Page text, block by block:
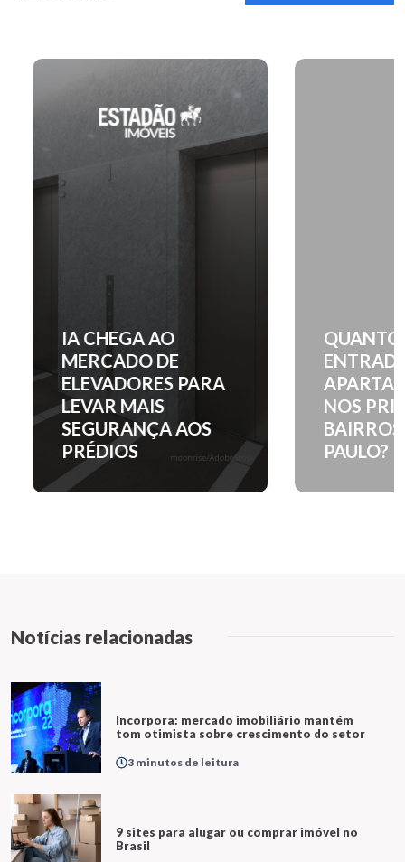
IA CHEGA AO
MERCADO DE
ELEVADORES PARA
LEVAR MAIS
SEGURANÇA AOS
PRÉDIOS
QUANTO
ENTRADA
NOS
BAIRROS
PAULO?
Notícias relacionadas
Incorpora: mercado imobiliário mantém
tom otimista sobre crescimento do setor
3 minutos de leitura
9 sites para alugar ou comprar imóvel no
Brasil